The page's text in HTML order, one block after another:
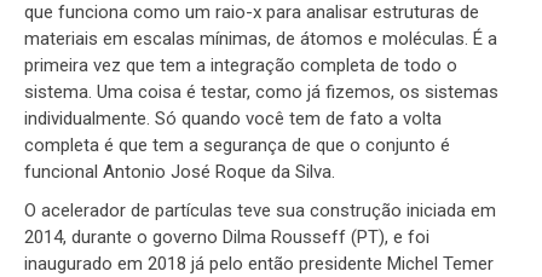
que funciona como um raio-x para analisar estruturas de
materiais em escalas mínimas, de átomos e moléculas. É a
primeira vez que tem a integração completa de todo o
sistema. Uma coisa é testar, como já fizemos, os sistemas
individualmente. Só quando você tem de fato a volta
completa é que tem a segurança de que o conjunto é
funcional Antonio José Roque da Silva.
O acelerador de partículas teve sua construção iniciada em
2014, durante o governo Dilma Rousseff (PT), e foi
inaugurado em 2018 já pelo então presidente Michel Temer